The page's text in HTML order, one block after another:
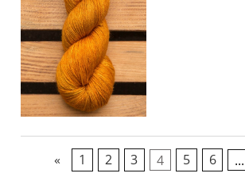
« 1 2 3 4 5 6 ...